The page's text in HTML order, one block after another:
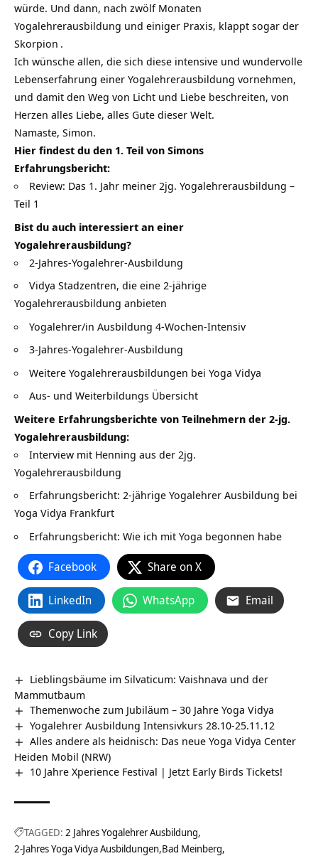
würde. Und dann, nach zwölf Monaten
Yogalehrerausbildung und einiger Praxis, klappt sogar der
Skorpion .
Ich wünsche allen, die sich diese intensive und wundervolle
Lebenserfahrung einer Yogalehrerausbildung vornehmen,
und damit den Weg von Licht und Liebe beschreiten, von
Herzen alles Liebe, alles Gute dieser Welt.
Namaste, Simon.
Hier findest du den 1. Teil von Simons
Erfahrungsbericht:
Review: Das 1. Jahr meiner 2jg. Yogalehrerausbildung –
Teil 1
Bist du auch interessiert an einer
Yogalehrerausbildung?
2-Jahres-Yogalehrer-Ausbildung
Vidya Stadzentren, die eine 2-jährige
Yogalehrerausbildung anbieten
Yogalehrer/in Ausbildung 4-Wochen-Intensiv
3-Jahres-Yogalehrer-Ausbildung
Weitere Yogalehrerausbildungen bei Yoga Vidya
Aus- und Weiterbildungs Übersicht
Weitere Erfahrungsberichte von Teilnehmern der 2-jg.
Yogalehrerausbildung:
Interview mit Henning aus der 2jg.
Yogalehrerausbildung
Erfahrungsbericht: 2-jährige Yogalehrer Ausbildung bei
Yoga Vidya Frankfurt
Erfahrungsbericht: Wie ich mit Yoga begonnen habe
Facebook Share on X
LinkedIn WhatsApp Email
Copy Link
Lieblingsbäume im Silvaticum: Vaishnava und der
Mammutbaum
Themenwoche zum Jubiläum – 30 Jahre Yoga Vidya
Yogalehrer Ausbildung Intensivkurs 28.10-25.11.12
Alles andere als heidnisch: Das neue Yoga Vidya Center
Heiden Mobil (NRW)
10 Jahre Xperience Festival | Jetzt Early Birds Tickets!
TAGGED: 2 Jahres Yogalehrer Ausbildung
2-Jahres Yoga Vidya Ausbildungen Bad Meinberg